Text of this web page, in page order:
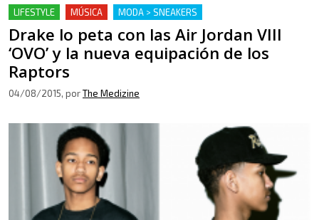
LIFESTYLE MÚSICA MODA > SNEAKERS
Drake lo peta con las Air Jordan VIII
‘OVO’ y la nueva equipación de los
Raptors
04/08/2015, porThe Medizine